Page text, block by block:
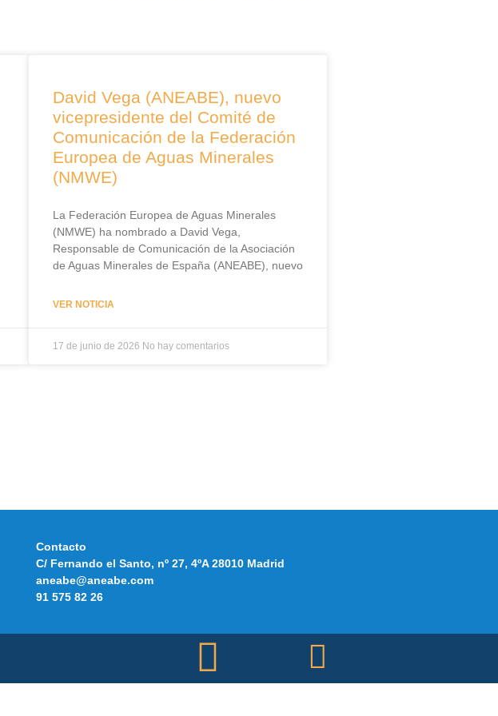
David Vega (ANEABE), nuevo
vicepresidente del Comité de
Comunicación de la Federación
Europea de Aguas Minerales
(NMWE)
La Federación Europea de Aguas Minerales
(NMWE) ha nombrado a David Vega,
Responsable de Comunicación de la Asociación
de Aguas Minerales de España (ANEABE), nuevo
VER NOTICIA
17 de junio de 2026 No hay comentarios
Contacto
C/ Fernando el Santo, nº 27, 4ºA 28010 Madrid
aneabe@aneabe.com
91 575 82 26